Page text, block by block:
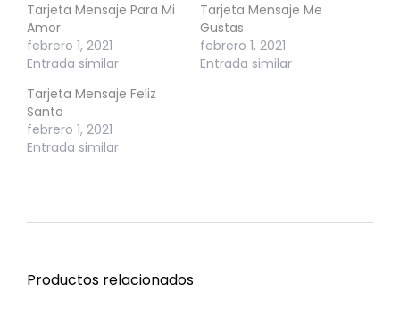
Tarjeta Mensaje Para Mi
Amor
febrero 1, 2021
Entrada similar
Tarjeta Mensaje Me
Gustas
febrero 1, 2021
Entrada similar
Tarjeta Mensaje Feliz
Santo
febrero 1, 2021
Entrada similar
Productos relacionados